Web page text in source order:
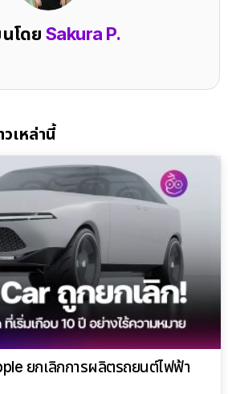
นโดย Sakura P.
เหล่านี้
ยกเลิกการผลิตรถยนต์ไฟฟ้า